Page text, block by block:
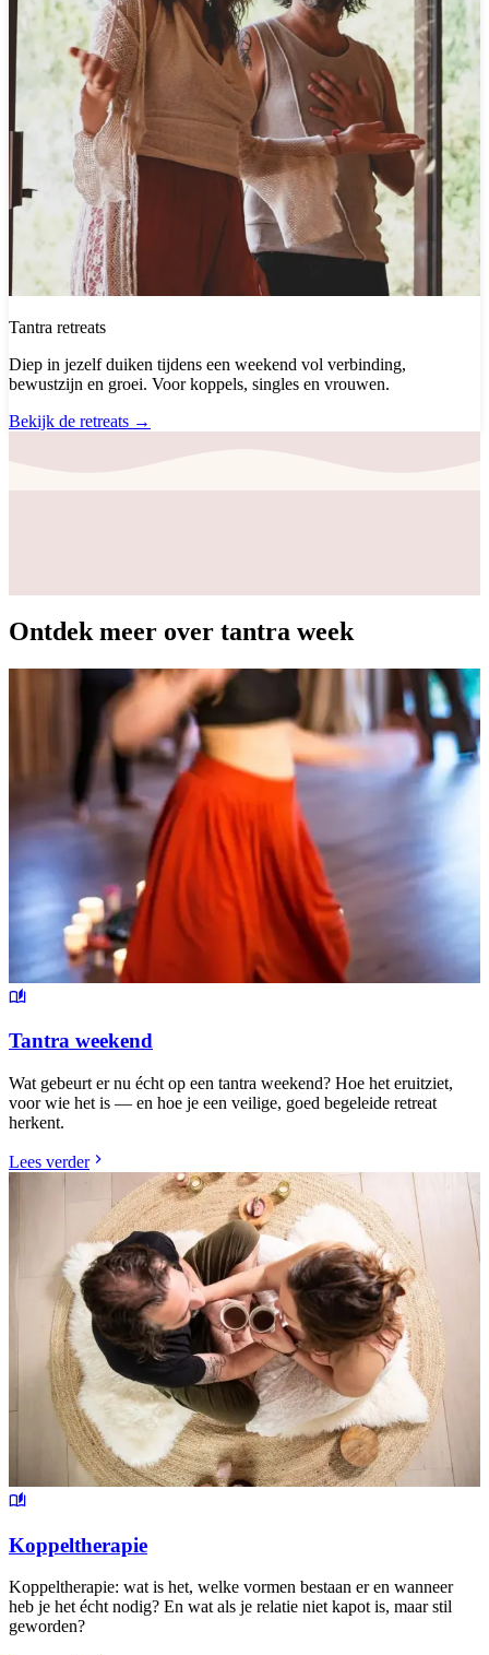
Tantra retreats
Diep in jezelf duiken tijdens een weekend vol verbinding,
bewustzijn en groei. Voor koppels, singles en vrouwen.
Bekijk de retreats →
Ontdek meer over tantra week
Tantra weekend
Wat gebeurt er nu écht op een tantra weekend? Hoe het eruitziet,
voor wie het is — en hoe je een veilige, goed begeleide retreat
herkent.
Lees verder
Koppeltherapie
Koppeltherapie: wat is het, welke vormen bestaan er en wanneer
heb je het écht nodig? En wat als je relatie niet kapot is, maar stil
geworden?